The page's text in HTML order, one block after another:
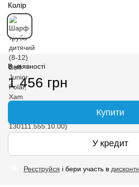
Колір
В наявності
1 456 грн
Купити
У кредит
Реєструйся і бери участь в